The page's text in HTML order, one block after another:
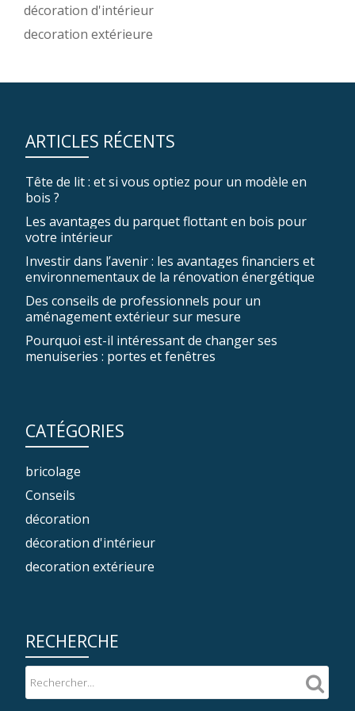
décoration d'intérieur
decoration extérieure
ARTICLES RÉCENTS
Tête de lit : et si vous optiez pour un modèle en
bois ?
Les avantages du parquet flottant en bois pour
votre intérieur
Investir dans l’avenir : les avantages financiers et
environnementaux de la rénovation énergétique
Des conseils de professionnels pour un
aménagement extérieur sur mesure
Pourquoi est-il intéressant de changer ses
menuiseries : portes et fenêtres
CATÉGORIES
bricolage
Conseils
décoration
décoration d'intérieur
decoration extérieure
RECHERCHE